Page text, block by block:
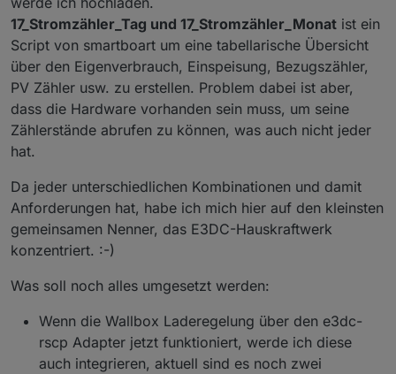
17_Stromzähler_Tag und 17_Stromzähler_Monat ist ein
Script von smartboart um eine tabellarische Übersicht
über den Eigenverbrauch, Einspeisung, Bezugszähler,
PV Zähler usw. zu erstellen. Problem dabei ist aber,
dass die Hardware vorhanden sein muss, um seine
Zählerstände abrufen zu können, was auch nicht jeder
hat.
Da jeder unterschiedlichen Kombinationen und damit
Anforderungen hat, habe ich mich hier auf den kleinsten
gemeinsamen Nenner, das E3DC-Hauskraftwerk
konzentriert. :-)
Was soll noch alles umgesetzt werden:
Wenn die Wallbox Laderegelung über den e3dc-
rscp Adapter jetzt funktioniert, werde ich diese
auch integrieren, aktuell sind es noch zwei